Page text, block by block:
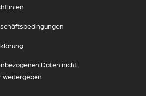
Daten nicht
weitergeben